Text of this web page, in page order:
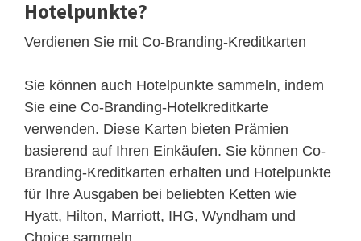
Hotelpunkte?
Verdienen Sie mit Co-Branding-Kreditkarten
Sie können auch Hotelpunkte sammeln, indem
Sie eine Co-Branding-Hotelkreditkarte
verwenden. Diese Karten bieten Prämien
basierend auf Ihren Einkäufen. Sie können Co-
Branding-Kreditkarten erhalten und Hotelpunkte
für Ihre Ausgaben bei beliebten Ketten wie
Hyatt, Hilton, Marriott, IHG, Wyndham und
Choice sammeln.